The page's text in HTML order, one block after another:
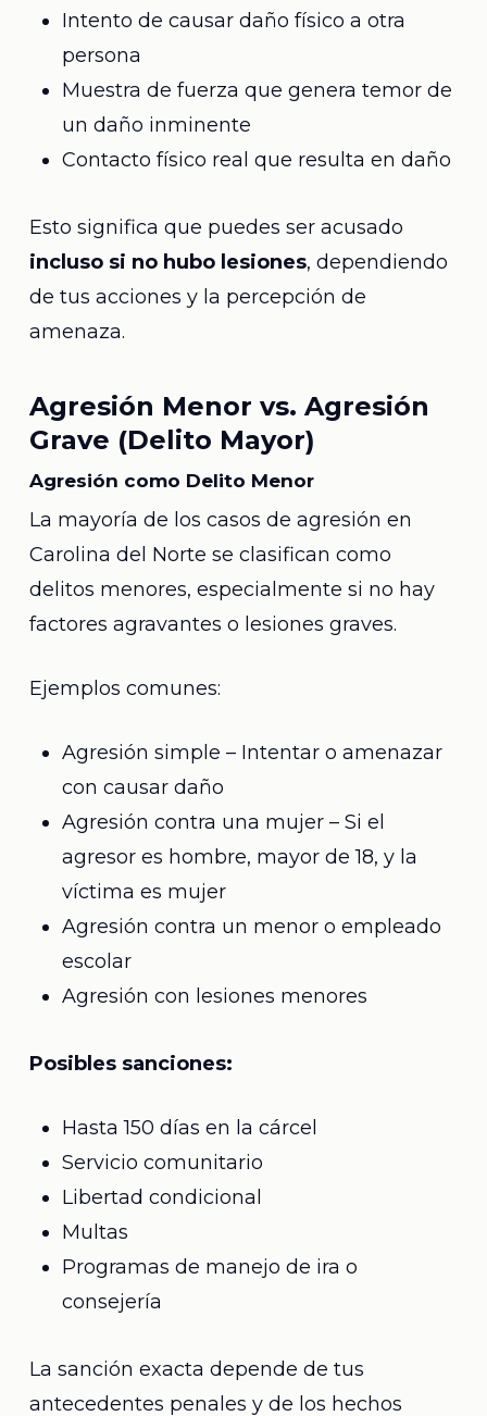
Intento de causar daño físico a otra
persona
Muestra de fuerza que genera temor de
un daño inminente
Contacto físico real que resulta en daño
Esto significa que puedes ser acusado
incluso si no hubo lesiones, dependiendo
de tus acciones y la percepción de
amenaza.
Agresión Menor vs. Agresión
Grave (Delito Mayor)
Agresión como Delito Menor
La mayoría de los casos de agresión en
Carolina del Norte se clasifican como
delitos menores, especialmente si no hay
factores agravantes o lesiones graves.
Ejemplos comunes:
Agresión simple – Intentar o amenazar
con causar daño
Agresión contra una mujer – Si el
agresor es hombre, mayor de 18, y la
víctima es mujer
Agresión contra un menor o empleado
escolar
Agresión con lesiones menores
Posibles sanciones:
Hasta 150 días en la cárcel
Servicio comunitario
Libertad condicional
Multas
Programas de manejo de ira o
consejería
La sanción exacta depende de tus
antecedentes penales y de los hechos